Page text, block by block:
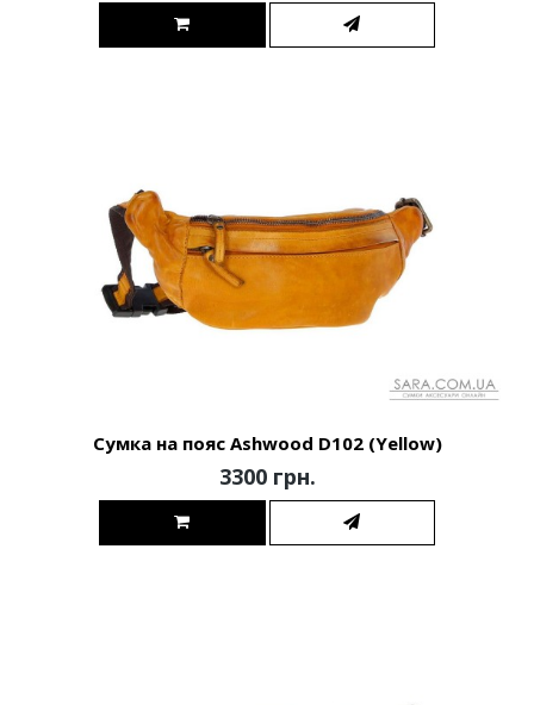
Сумка на пояс Ashwood D102 (Yellow)
3300 грн.